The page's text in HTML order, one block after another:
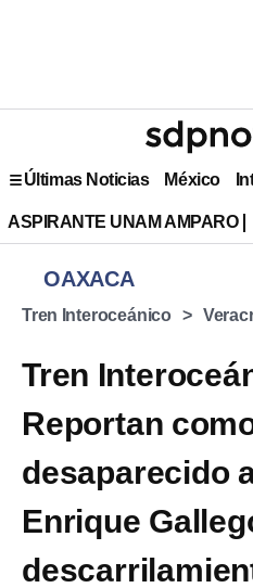
Últimas Noticias México
ASPIRANTE UNAM AMPARO
OAXACA
Tren Interoceánico
Tren
Reportan
desaparecido
Enrique